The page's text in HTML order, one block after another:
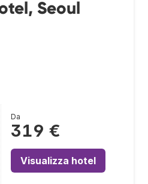
Seoul
Da
319 €
Visualizza hotel